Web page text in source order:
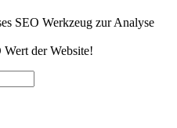
SEO Werkzeug zur Analyse
der Website!